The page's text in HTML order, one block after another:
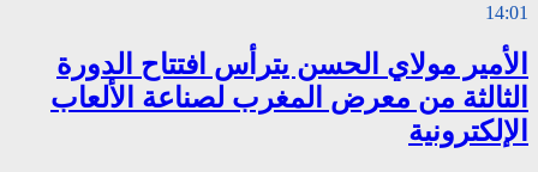
14:01
الأمير مولاي الحسن يترأس افتتاح الدورة
الثالثة من معرض المغرب لصناعة الألعاب
الإلكترونية